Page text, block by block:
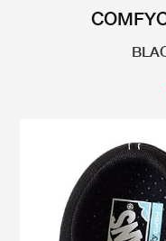
Onitsuka Tiger